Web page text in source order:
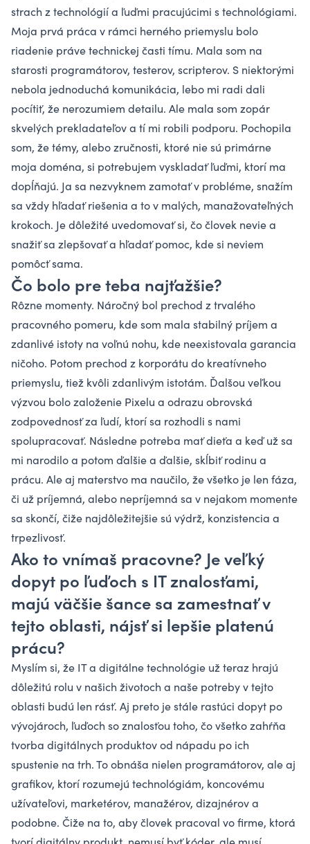
strach z technológií a ľuďmi pracujúcimi s technológiami.
Moja prvá práca v rámci herného priemyslu bolo
riadenie práve technickej časti tímu. Mala som na
starosti programátorov, testerov, scripterov. S niektorými
nebola jednoduchá komunikácia, lebo mi radi dali
pocítiť, že nerozumiem detailu. Ale mala som zopár
skvelých prekladateľov a tí mi robili podporu. Pochopila
som, že témy, alebo zručnosti, ktoré nie sú primárne
moja doména, si potrebujem vyskladať ľuďmi, ktorí ma
dopĺňajú. Ja sa nezvyknem zamotať v probléme, snažím
sa vždy hľadať riešenia a to v malých, manažovateľných
krokoch. Je dôležité uvedomovať si, čo človek nevie a
snažiť sa zlepšovať a hľadať pomoc, kde si neviem
pomôcť sama.
Čo bolo pre teba najťažšie?
Rôzne momenty. Náročný bol prechod z trvalého
pracovného pomeru, kde som mala stabilný príjem a
zdanlivé istoty na voľnú nohu, kde neexistovala garancia
ničoho. Potom prechod z korporátu do kreatívneho
priemyslu, tiež kvôli zdanlivým istotám. Ďalšou veľkou
výzvou bolo založenie Pixelu a odrazu obrovská
zodpovednosť za ľudí, ktorí sa rozhodli s nami
spolupracovať. Následne potreba mať dieťa a keď už sa
mi narodilo a potom ďalšie a ďalšie, skĺbiť rodinu a
prácu. Ale aj materstvo ma naučilo, že všetko je len fáza,
či už príjemná, alebo nepríjemná sa v nejakom momente
sa skončí, čiže najdôležitejšie sú výdrž, konzistencia a
trpezlivosť.
Ako to vnímaš pracovne? Je veľký
dopyt po ľuďoch s IT znalosťami,
majú väčšie šance sa zamestnať v
tejto oblasti, nájsť si lepšie platenú
prácu?
Myslím si, že IT a digitálne technológie už teraz hrajú
dôležitú rolu v našich životoch a naše potreby v tejto
oblasti budú len rásť. Aj preto je stále rastúci dopyt po
vývojároch, ľuďoch so znalosťou toho, čo všetko zahŕňa
tvorba digitálnych produktov od nápadu po ich
spustenie na trh. To obnáša nielen programátorov, ale aj
grafikov, ktorí rozumejú technológiám, koncovému
užívateľovi, marketérov, manažérov, dizajnérov a
podobne. Čiže na to, aby človek pracoval vo firme, ktorá